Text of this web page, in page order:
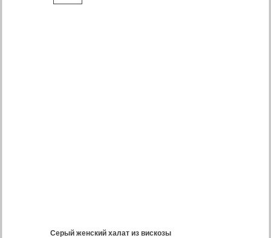
Серый женский халат из вискозы